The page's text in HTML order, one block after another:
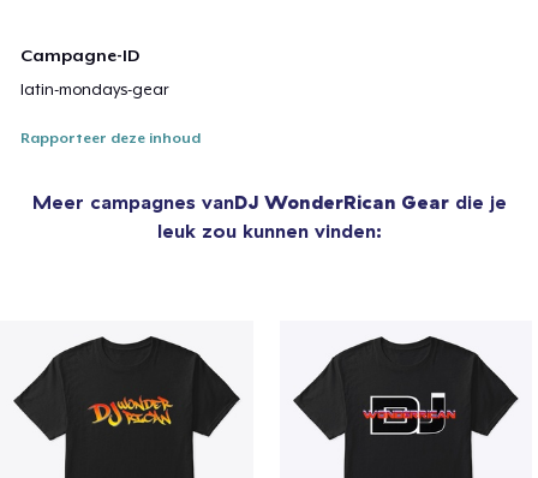
Campagne-ID
latin-mondays-gear
Rapporteer deze inhoud
Meer campagnes vanDJ WonderRican Geardie je
leuk zou kunnen vinden: